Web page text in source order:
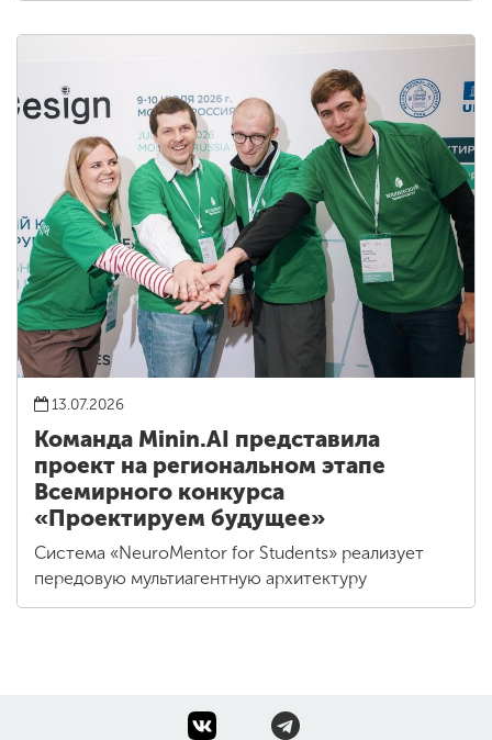
13.07.2026
Команда Minin.AI представила
проект на региональном этапе
Всемирного конкурса
«Проектируем будущее»
Система «NeuroMentor for Students» реализует
передовую мультиагентную архитектуру